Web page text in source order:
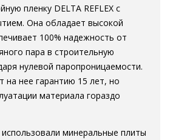
пленку DELTA REFLEX с
Она обладает высокой
100% надежность от
пара в строительную
нулевой паропроницаемости.
на нее гарантию 15 лет, но
материала гораздо
минеральные плиты